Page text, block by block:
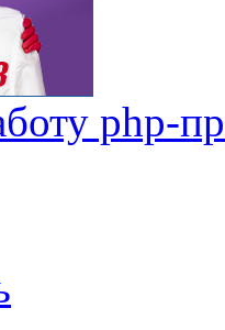
php-